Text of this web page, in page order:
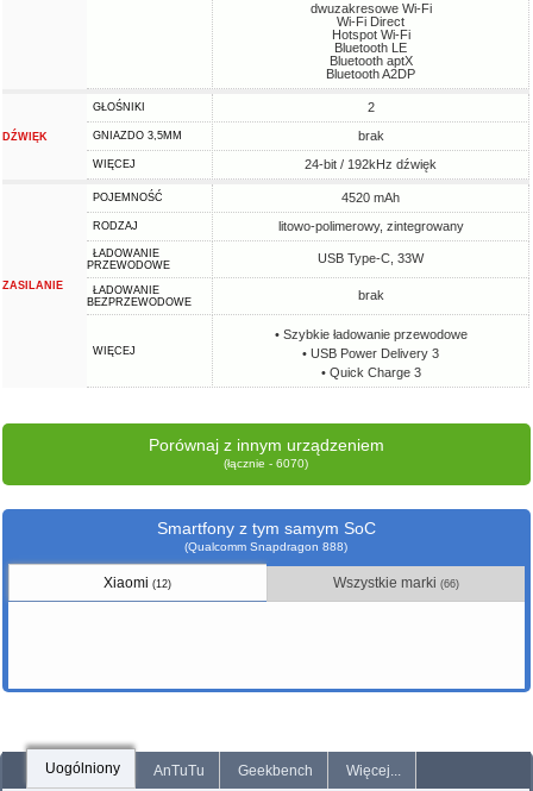
dwuzakresowe Wi-Fi
Wi-Fi Direct
Hotspot Wi-Fi
Bluetooth LE
Bluetooth aptX
Bluetooth A2DP
DŹWIĘK
GŁOŚNIKI 2
GNIAZDO 3,5MM brak
WIĘCEJ 24-bit / 192kHz dźwięk
ZASILANIE
POJEMNOŚĆ 4520 mAh
RODZAJ litowo-polimerowy, zintegrowany
ŁADOWANIE
PRZEWODOWE
USB Type-C, 33W
ŁADOWANIE
BEZPRZEWODOWE
brak
WIĘCEJ
• Szybkie ładowanie przewodowe
• USB Power Delivery 3
• Quick Charge 3
Porównaj z innym urządzeniem
(łącznie - 6070)
Smartfony z tym samym SoC
(Qualcomm Snapdragon 888)
Xiaomi(12) Wszystkie marki (66)
Uogólniony AnTuTu Geekbench Więcej...